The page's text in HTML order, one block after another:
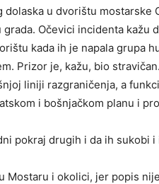
u dvorištu mostarske
Očevici incidenta kažu
kada ih je napala grupa
Prizor je, kažu, bio
liniji razgraničenja, a
i bošnjačkom planu i
pokraj drugih i da ih sukobi
Mostaru i okolici, jer popis